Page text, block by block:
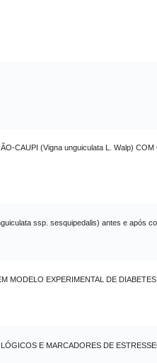
CAUPI (Vigna unguiculata L. Walp)
ssp. sesquipedalis) antes e após
MODELO EXPERIMENTAL DE
E MARCADORES DE